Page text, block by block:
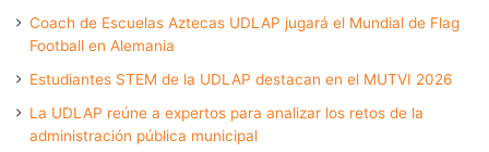
Coach de Escuelas Aztecas UDLAP jugará el Mundial de Flag
Football en Alemania
Estudiantes STEM de la UDLAP destacan en el MUTVI 2026
La UDLAP reúne a expertos para analizar los retos de la
administración pública municipal